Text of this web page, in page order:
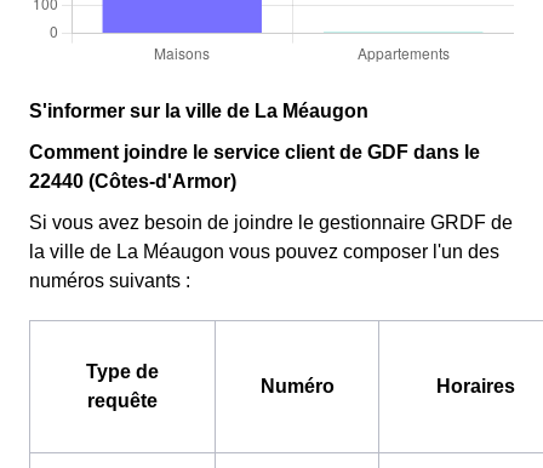
S'informer sur la ville de La Méaugon
Comment joindre le service client de GDF dans le
22440 (Côtes-d'Armor)
Si vous avez besoin de joindre le gestionnaire GRDF de
la ville de La Méaugon vous pouvez composer l'un des
numéros suivants :
Type de
requête
Numéro Horaires